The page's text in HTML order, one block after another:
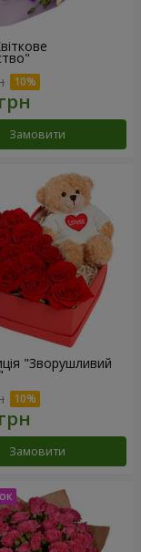
Замовити
"Зворушливий
Замовити